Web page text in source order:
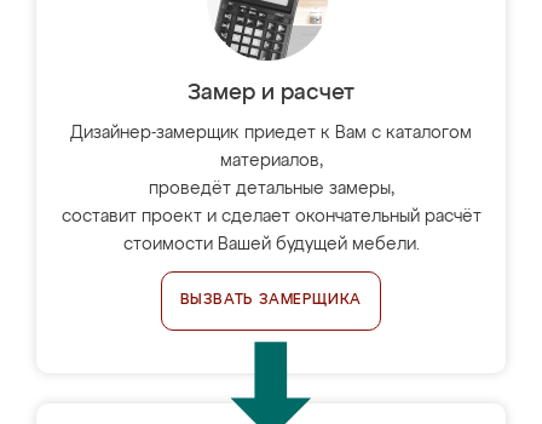
Замер и расчет
Дизайнер-замерщик приедет к Вам с каталогом
материалов,
проведёт детальные замеры,
составит проект и сделает окончательный расчёт
стоимости Вашей будущей мебели.
ВЫЗВАТЬ ЗАМЕРЩИКА